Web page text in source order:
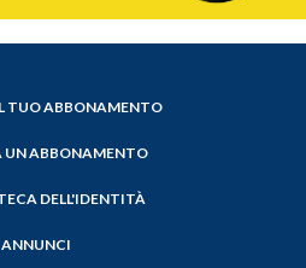
TUO ABBONAMENTO
UN ABBONAMENTO
DELL'IDENTITÀ
ANNUNCI